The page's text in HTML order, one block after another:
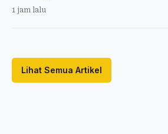
1 jam lalu
Lihat Semua Artikel